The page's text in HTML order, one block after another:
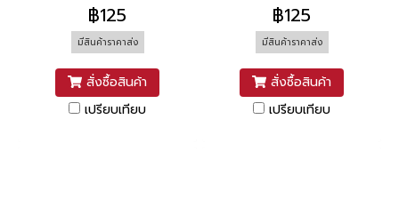
฿125
มีสินค้าราคาส่ง
สั่งซื้อสินค้า
เปรียบเทียบ
฿125
มีสินค้าราคาส่ง
สั่งซื้อสินค้า
เปรียบเทียบ